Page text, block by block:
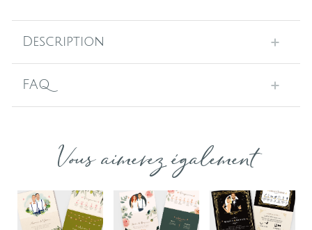
Description
FAQ
Vous aimerez également